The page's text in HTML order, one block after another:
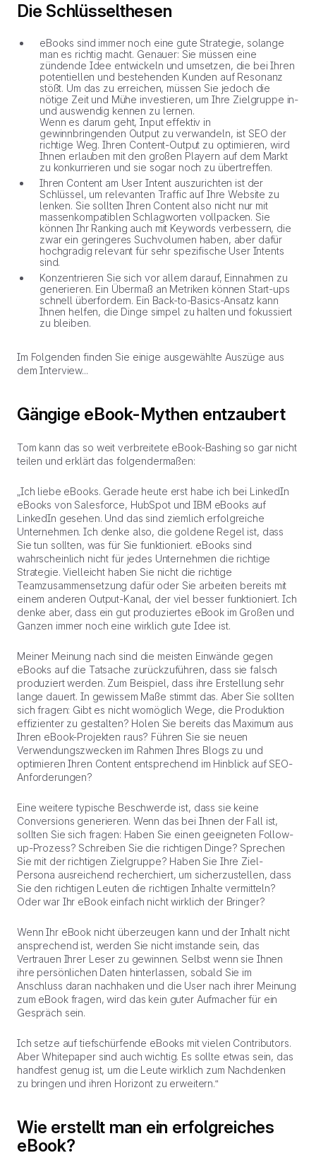
Die Schlüsselthesen
eBooks sind immer noch eine gute Strategie, solange
man es richtig macht. Genauer: Sie müssen eine
zündende Idee entwickeln und umsetzen, die bei Ihren
potentiellen und bestehenden Kunden auf Resonanz
stößt. Um das zu erreichen, müssen Sie jedoch die
nötige Zeit und Mühe investieren, um Ihre Zielgruppe in-
und auswendig kennen zu lernen.
Wenn es darum geht, Input effektiv in
gewinnbringenden Output zu verwandeln, ist SEO der
richtige Weg. Ihren Content-Output zu optimieren, wird
Ihnen erlauben mit den großen Playern auf dem Markt
zu konkurrieren und sie sogar noch zu übertreffen.
Ihren Content am User Intent auszurichten ist der
Schlüssel, um relevanten Traffic auf Ihre Website zu
lenken. Sie sollten Ihren Content also nicht nur mit
massenkompatiblen Schlagworten vollpacken. Sie
können Ihr Ranking auch mit Keywords verbessern, die
zwar ein geringeres Suchvolumen haben, aber dafür
hochgradig relevant für sehr spezifische User Intents
sind.
Konzentrieren Sie sich vor allem darauf, Einnahmen zu
generieren. Ein Übermaß an Metriken können Start-ups
schnell überfordern. Ein Back-to-Basics-Ansatz kann
Ihnen helfen, die Dinge simpel zu halten und fokussiert
zu bleiben.
Im Folgenden finden Sie einige ausgewählte Auszüge aus
dem Interview...
Gängige eBook-Mythen entzaubert
Tom kann das so weit verbreitete eBook-Bashing so gar nicht
teilen und erklärt das folgendermaßen:
„Ich liebe eBooks. Gerade heute erst habe ich bei LinkedIn
eBooks von Salesforce, HubSpot und IBM eBooks auf
LinkedIn gesehen. Und das sind ziemlich erfolgreiche
Unternehmen. Ich denke also, die goldene Regel ist, dass
Sie tun sollten, was für Sie funktioniert. eBooks sind
wahrscheinlich nicht für jedes Unternehmen die richtige
Strategie. Vielleicht haben Sie nicht die richtige
Teamzusammensetzung dafür oder Sie arbeiten bereits mit
einem anderen Output-Kanal, der viel besser funktioniert. Ich
denke aber, dass ein gut produziertes eBook im Großen und
Ganzen immer noch eine wirklich gute Idee ist.
Meiner Meinung nach sind die meisten Einwände gegen
eBooks auf die Tatsache zurückzuführen, dass sie falsch
produziert werden. Zum Beispiel, dass ihre Erstellung sehr
lange dauert. In gewissem Maße stimmt das. Aber Sie sollten
sich fragen: Gibt es nicht womöglich Wege, die Produktion
effizienter zu gestalten? Holen Sie bereits das Maximum aus
Ihren eBook-Projekten raus? Führen Sie sie neuen
Verwendungszwecken im Rahmen Ihres Blogs zu und
optimieren Ihren Content entsprechend im Hinblick auf SEO-
Anforderungen?
Eine weitere typische Beschwerde ist, dass sie keine
Conversions generieren. Wenn das bei Ihnen der Fall ist,
sollten Sie sich fragen: Haben Sie einen geeigneten Follow-
up-Prozess? Schreiben Sie die richtigen Dinge? Sprechen
Sie mit der richtigen Zielgruppe? Haben Sie Ihre Ziel-
Persona ausreichend recherchiert, um sicherzustellen, dass
Sie den richtigen Leuten die richtigen Inhalte vermitteln?
Oder war Ihr eBook einfach nicht wirklich der Bringer?
Wenn Ihr eBook nicht überzeugen kann und der Inhalt nicht
ansprechend ist, werden Sie nicht imstande sein, das
Vertrauen Ihrer Leser zu gewinnen. Selbst wenn sie Ihnen
ihre persönlichen Daten hinterlassen, sobald Sie im
Anschluss daran nachhaken und die User nach ihrer Meinung
zum eBook fragen, wird das kein guter Aufmacher für ein
Gespräch sein.
Ich setze auf tiefschürfende eBooks mit vielen Contributors.
Aber Whitepaper sind auch wichtig. Es sollte etwas sein, das
handfest genug ist, um die Leute wirklich zum Nachdenken
zu bringen und ihren Horizont zu erweitern.“
Wie erstellt man ein erfolgreiches
eBook?